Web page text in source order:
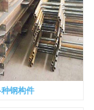
钢构件